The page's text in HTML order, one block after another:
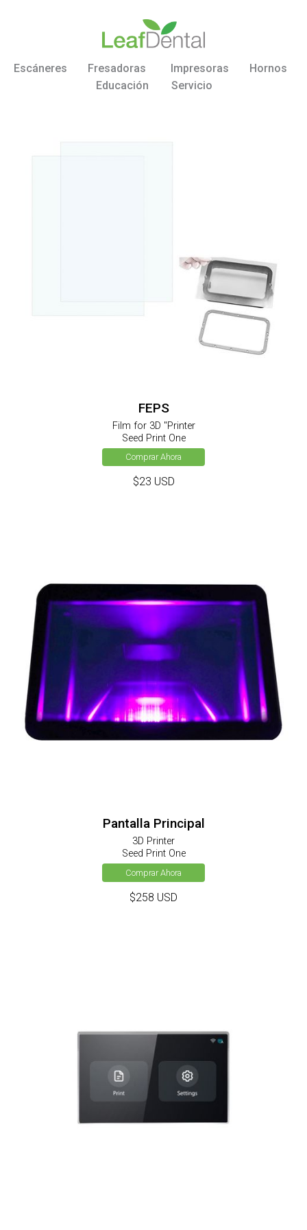
Escáneres Fresadoras Impresoras
Hornos
Educación
Servicio
FEPS
Film for 3D "Printer
Seed Print One
Comprar Ahora
$23 USD
Pantalla Principal
3D Printer
Seed Print One
Comprar Ahora
$258 USD